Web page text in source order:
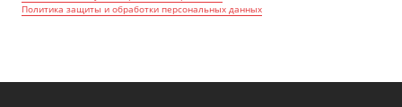
Политика защиты и обработки персональных данных